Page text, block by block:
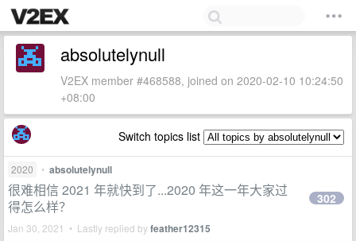
absolutelynull
V2EX member #468588, joined on 2020-02-10 10:24:50
+08:00
Switch topics list
2020 • absolutelynull
很难相信 2021 年就快到了...2020 年这一年大家过
得怎么样？
Jan 30, 2021 • Lastly replied byfeather12315
302